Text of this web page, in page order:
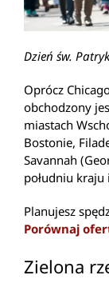
Dzień św.
Oprócz
obchodzony
miastach
Bostonie,
Savannah
południu kraju
Planujesz
Porównaj
Zielona